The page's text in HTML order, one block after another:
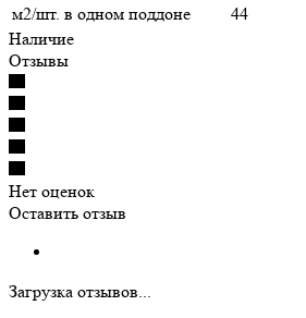
м2/шт. в одном поддоне
44
Наличие
Отзывы
Нет оценок
Оставить отзыв
Загрузка отзывов...